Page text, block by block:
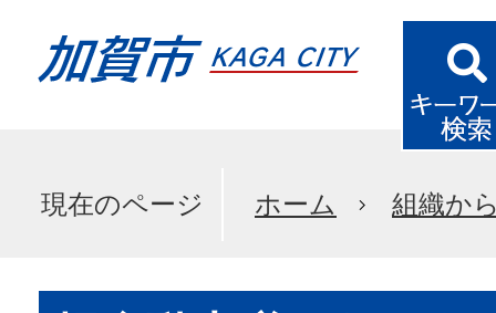
現在のページ ホーム 組織か